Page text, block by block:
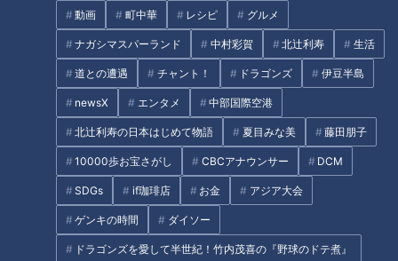
動画 町中華 レシピ グルメ
ナガシマスパーランド 中村彩賀 北辻利寿 生活
道との遭遇 チャント！ ドラゴンズ 伊豆半島
newsX エンタメ 中部国際空港
北辻利寿の日本はじめて物語 夏目みな美 藤田朋子
10000歩お宝さがし CBCアナウンサー DCM
SDGs if珈琲店 お金 アジア大会
ゲンキの時間 ダイソー
ドラゴンズを愛して半世紀！竹内茂喜の『野球のドテ煮』
“エース級”宏斗の熱投